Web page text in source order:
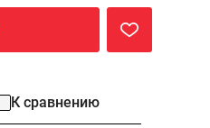
К сравнению